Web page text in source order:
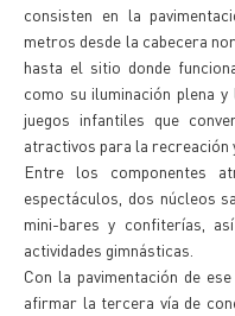
consisten en la
metros desde la cabecera
hasta el sitio donde
como su iluminación plena
juegos infantiles que
atractivos para la recreación
Entre los componentes
espectáculos, dos núcleos
mini-bares y confiterías,
actividades gimnásticas.
Con la pavimentación de
afirmar la tercera vía de